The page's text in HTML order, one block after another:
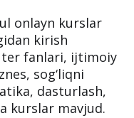
onlayn kurslar
kirish
fanlari, ijtimoiy
sog‘liqni
dasturlash,
kurslar mavjud.